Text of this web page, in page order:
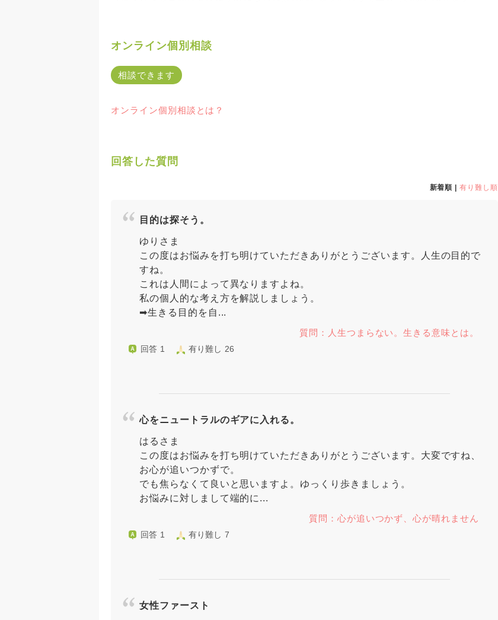
オンライン個別相談
相談できます
オンライン個別相談とは？
回答した質問
新着順 |有り難し順
目的は探そう。
ゆりさま
この度はお悩みを打ち明けていただきありがとうございます。人生の目的で
すね。
これは人間によって異なりますよね。
私の個人的な考え方を解説しましょう。
➡︎生きる目的を自...
質問：人生つまらない。生きる意味とは。
回答 1 有り難し 26
心をニュートラルのギアに入れる。
はるさま
この度はお悩みを打ち明けていただきありがとうございます。大変ですね、
お心が追いつかずで。
でも焦らなくて良いと思いますよ。ゆっくり歩きましょう。
お悩みに対しまして端的に...
質問：心が追いつかず、心が晴れません
回答 1 有り難し 7
女性ファースト